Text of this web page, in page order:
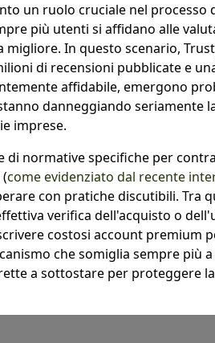
un ruolo cruciale nel processo
più utenti si affidano alle
In questo scenario,
di recensioni pubblicate e
affidabile, emergono
danneggiando seriamente
imprese.
normative specifiche per
come evidenziato dal recente
con pratiche discutibili. Tra
verifica dell'acquisto o
costosi account premium
che somiglia sempre più
a sottostare per proteggere